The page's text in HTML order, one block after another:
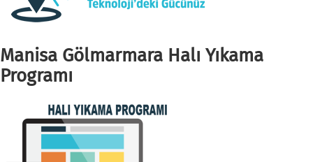
Manisa Gölmarmara Halı Yıkama
Programı